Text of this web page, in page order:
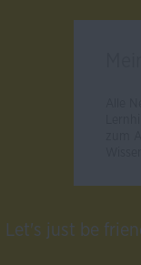
Let's just be